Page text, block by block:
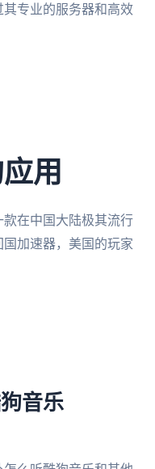
专业的服务器和高效
用
在中国大陆极其流行
加速器，美国的玩家
音乐